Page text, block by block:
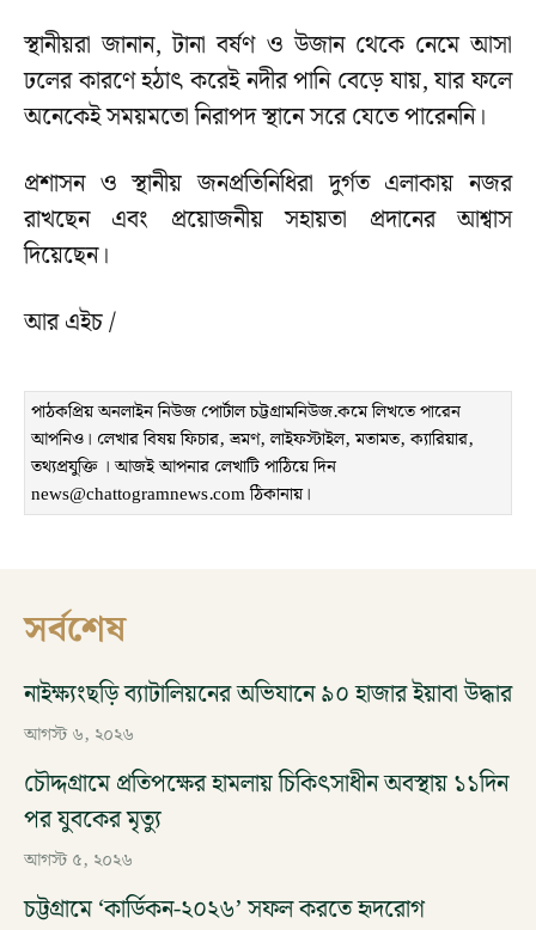
স্থানীয়রা জানান, টানা বর্ষণ ও উজান থেকে নেমে আসা
ঢলের কারণে হঠাৎ করেই নদীর পানি বেড়ে যায়, যার ফলে
অনেকেই সময়মতো নিরাপদ স্থানে সরে যেতে পারেননি।
প্রশাসন ও স্থানীয় জনপ্রতিনিধিরা দুর্গত এলাকায় নজর
রাখছেন এবং প্রয়োজনীয় সহায়তা প্রদানের আশ্বাস
দিয়েছেন।
আর এইচ /
পাঠকপ্রিয় অনলাইন নিউজ পোর্টাল চট্টগ্রামনিউজ.কমে লিখতে পারেন
আপনিও। লেখার বিষয় ফিচার, ভ্রমণ, লাইফস্টাইল, মতামত, ক্যারিয়ার,
তথ্যপ্রযুক্তি । আজই আপনার লেখাটি পাঠিয়ে দিন
news@chattogramnews.com ঠিকানায়।
সর্বশেষ
নাইক্ষ্যংছড়ি ব্যাটালিয়নের অভিযানে ৯০ হাজার ইয়াবা উদ্ধার
আগস্ট ৬, ২০২৬
চৌদ্দগ্রামে প্রতিপক্ষের হামলায় চিকিৎসাধীন অবস্থায় ১১দিন
পর যুবকের মৃত্যু
আগস্ট ৫, ২০২৬
চট্টগ্রামে ‘কার্ডিকন-২০২৬’ সফল করতে হৃদরোগ